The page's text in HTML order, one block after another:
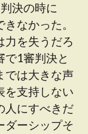
決の時に
なかった。
力を失うだろ
で1審判決と
では大きな声
を支持しない
人にすべきだ
ダーシップそ